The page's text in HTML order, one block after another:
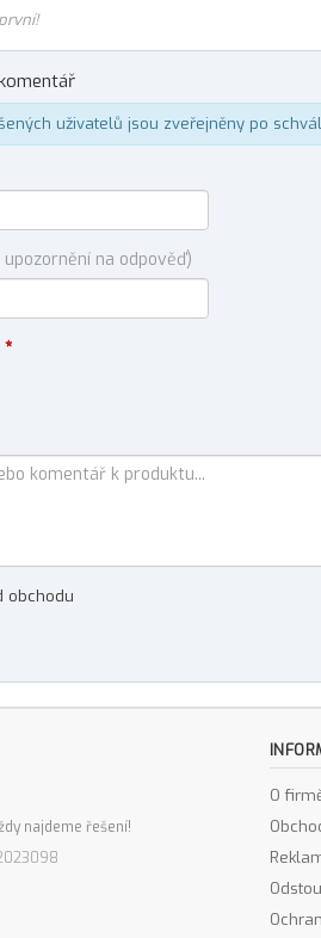
uživatelů jsou zveřejněny po
na odpověď)
*
obchodu
najdeme řešení!
O